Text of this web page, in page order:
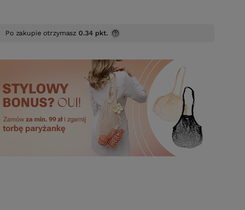
Po zakupie otrzymasz 0.34 pkt.